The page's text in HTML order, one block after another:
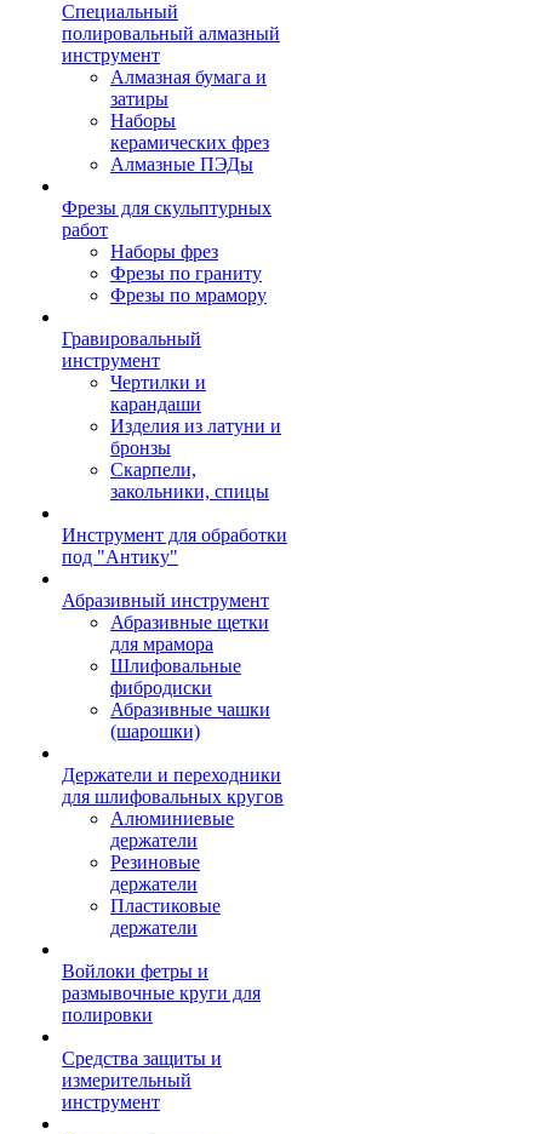
Специальный
полировальный алмазный
инструмент
Алмазная бумага и
затиры
Наборы
керамических фрез
Алмазные ПЭДы
Фрезы для скульптурных
работ
Наборы фрез
Фрезы по граниту
Фрезы по мрамору
Гравировальный
инструмент
Чертилки и
карандаши
Изделия из латуни и
бронзы
Скарпели,
закольники, спицы
Инструмент для обработки
под "Антику"
Абразивный инструмент
Абразивные щетки
для мрамора
Шлифовальные
фибродиски
Абразивные чашки
(шарошки)
Держатели и переходники
для шлифовальных кругов
Алюминиевые
держатели
Резиновые
держатели
Пластиковые
держатели
Войлоки фетры и
размывочные круги для
полировки
Средства защиты и
измерительный
инструмент